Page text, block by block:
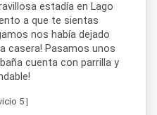
estadía en Lago
a que te sientas
nos había dejado
casera! Pasamos unos
cuenta con parrilla y
5 |